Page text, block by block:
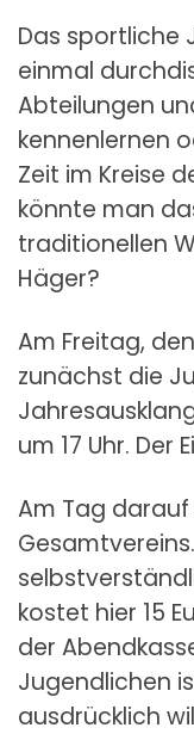
Das sportliche
einmal
Abteilungen
kennenlernen
Zeit im Kreise
könnte man
traditionellen
Häger?
Am Freitag,
zunächst die
um 17 Uhr. Der
Am Tag
kostet hier 15
der
Jugendlichen
ausdrücklich